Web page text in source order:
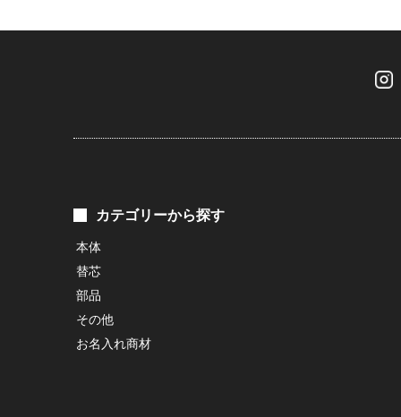
カテゴリーから探す
本体
替芯
部品
その他
お名入れ商材